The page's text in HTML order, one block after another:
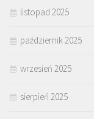
listopad 2025
październik 2025
wrzesień 2025
sierpień 2025